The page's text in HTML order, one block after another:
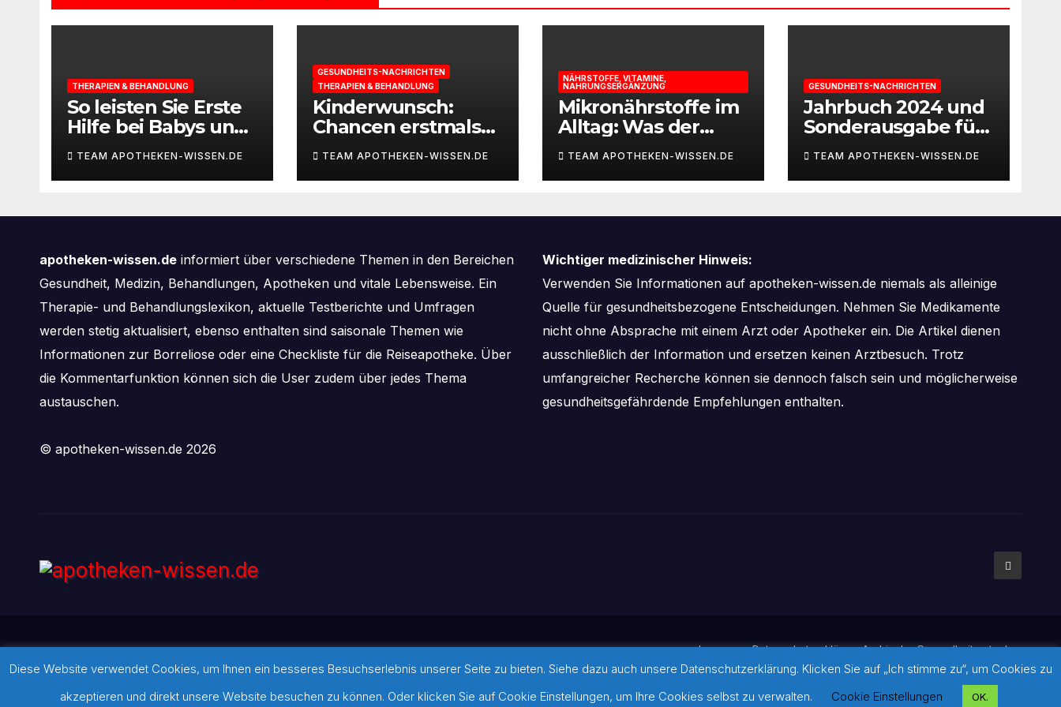
THERAPIEN & BEHANDLUNG
So leisten Sie Erste
Hilfe bei Babys und
Kleinkindern
TEAM APOTHEKEN-WISSEN.DE
GESUNDHEITS-NACHRICHTEN
THERAPIEN & BEHANDLUNG
Kinderwunsch:
Chancen erstmals
selbst berechnen
TEAM APOTHEKEN-WISSEN.DE
NÄHRSTOFFE, VITAMINE,
NAHRUNGSERGÄNZUNG
Mikronährstoffe im
Alltag: Was der
Körper für Energie
und
Leistungsfähigkeit
TEAM APOTHEKEN-WISSEN.DE
GESUNDHEITS-NACHRICHTEN
Jahrbuch 2024 und
Sonderausgabe für
Paare des
Deutschen IVF-
Registers: Zahl der
TEAM APOTHEKEN-WISSEN.DE
apotheken-wissen.de informiert über verschiedene Themen in den Bereichen
Gesundheit, Medizin, Behandlungen, Apotheken und vitale Lebensweise. Ein
Therapie- und Behandlungslexikon, aktuelle Testberichte und Umfragen
werden stetig aktualisiert, ebenso enthalten sind saisonale Themen wie
Informationen zur Borreliose oder eine Checkliste für die Reiseapotheke. Über
die Kommentarfunktion können sich die User zudem über jedes Thema
austauschen.
© apotheken-wissen.de 2026
Wichtiger medizinischer Hinweis:
Verwenden Sie Informationen auf apotheken-wissen.de niemals als alleinige
Quelle für gesundheitsbezogene Entscheidungen. Nehmen Sie Medikamente
nicht ohne Absprache mit einem Arzt oder Apotheker ein. Die Artikel dienen
ausschließlich der Information und ersetzen keinen Arztbesuch. Trotz
umfangreicher Recherche können sie dennoch falsch sein und möglicherweise
gesundheitsgefährdende Empfehlungen enthalten.
Stolz präsentiert von WordPress |Theme:NewsbulkvonThemeansar
ImpressumDatenschutzerklärungArchiv der Gesundheitsratgeber
©-Hinweis zu verwendeten Bildern: Sofern auf dieser Seite keine Quellennachweise gesetzt
werden konnten, befinden sich diese und über den weiterführenden Link im jeweiligen Beitrag.
Diese Website verwendet Cookies, um Ihnen ein besseres Besuchserlebnis unserer Seite zu bieten. Siehe dazu auch unsere Datenschutzerklärung. Klicken Sie auf „Ich stimme zu“, um Cookies zu
akzeptieren und direkt unsere Website besuchen zu können. Oder klicken Sie auf Cookie Einstellungen, um Ihre Cookies selbst zu verwalten.
Cookie Einstellungen OK.